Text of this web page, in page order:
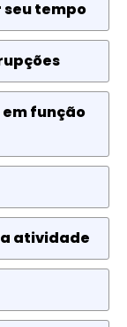
seu tempo
em função
atividade